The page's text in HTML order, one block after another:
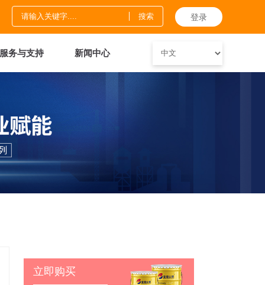
登录
服务与支持 新闻中心
立即购买